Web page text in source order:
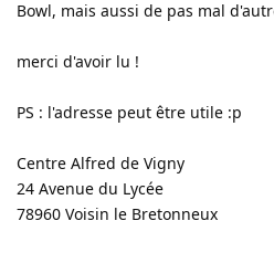
Bowl, mais aussi de pas mal
merci d'avoir lu !
PS : l'adresse peut être utile :p
Centre Alfred de Vigny
24 Avenue du Lycée
78960 Voisin le Bretonneux